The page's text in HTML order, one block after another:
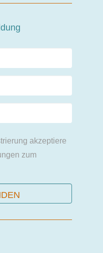
akzeptiere
zum